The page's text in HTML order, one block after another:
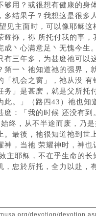
够用？或很想有健康的身
多结果子？我想这是很多
见主面时，可以像耶稣这
耀袮，袮 所托付我的事，
成丶心满意足丶无愧今生
有三年多，为甚麽祂可以
第一丶祂知道祂的强界，
「机会之窗」，祂从没 有
务」是甚麽，就是父所托
此。」（路四43）祂也知
麽：「我的时候 还没有到
终，从不半途而废，乃
。最後，祂很知道祂到世
神，当祂 荣耀神时，神也
主耶稣，不在乎生命的长
，忠於所托，全力以赴，
devotion/